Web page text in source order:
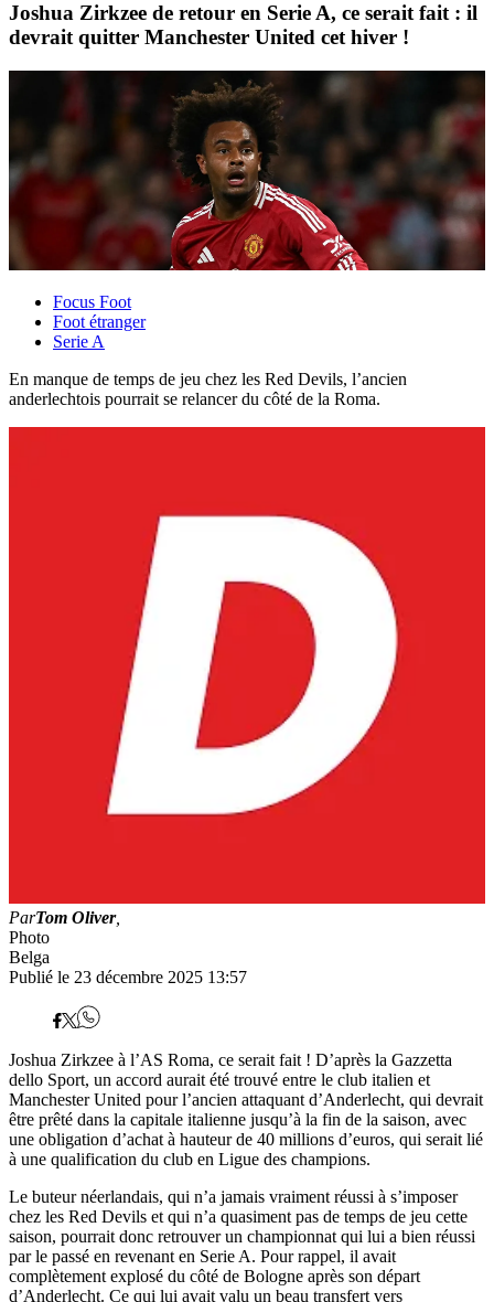
Joshua Zirkzee de retour en Serie A, ce serait fait : il
devrait quitter Manchester United cet hiver !
Focus Foot
Foot étranger
Serie A
En manque de temps de jeu chez les Red Devils, l’ancien
anderlechtois pourrait se relancer du côté de la Roma.
ParTom Oliver,
Photo
Belga
Publié le 23 décembre 2025 13:57
Joshua Zirkzee à l’AS Roma, ce serait fait ! D’après la Gazzetta
dello Sport, un accord aurait été trouvé entre le club italien et
Manchester United pour l’ancien attaquant d’Anderlecht, qui devrait
être prêté dans la capitale italienne jusqu’à la fin de la saison, avec
une obligation d’achat à hauteur de 40 millions d’euros, qui serait lié
à une qualification du club en Ligue des champions.
Le buteur néerlandais, qui n’a jamais vraiment réussi à s’imposer
chez les Red Devils et qui n’a quasiment pas de temps de jeu cette
saison, pourrait donc retrouver un championnat qui lui a bien réussi
par le passé en revenant en Serie A. Pour rappel, il avait
complètement explosé du côté de Bologne après son départ
d’Anderlecht. Ce qui lui avait valu un beau transfert vers